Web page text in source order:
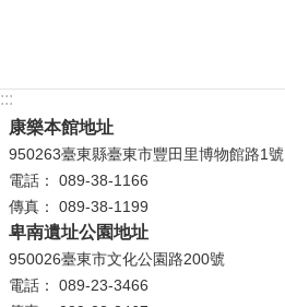
民
服
務
性
別
平
:::
康樂本館地址
950263臺東縣臺東市豐田里博物館路1號
電話： 089-38-1166
傳真： 089-38-1199
卑南遺址公園地址
950026臺東市文化公園路200號
電話： 089-23-3466